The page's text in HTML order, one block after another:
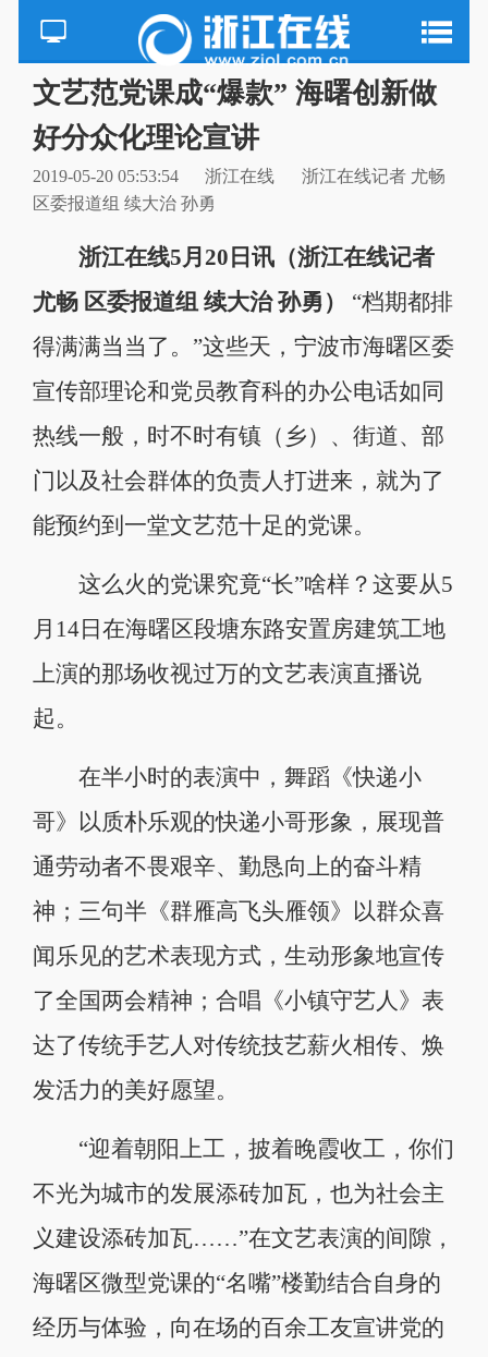
文艺范党课成“爆款” 海曙创新做
好分众化理论宣讲
2019-05-20 05:53:54 浙江在线
浙江在线记者 尤畅
区委报道组 续大治 孙勇
浙江在线5月20日讯（浙江在线记者
尤畅 区委报道组 续大治 孙勇）
“档期都排
得满满当当了。”这些天，宁波市海曙区委
宣传部理论和党员教育科的办公电话如同
热线一般，时不时有镇（乡）、街道、部
门以及社会群体的负责人打进来，就为了
能预约到一堂文艺范十足的党课。
这么火的党课究竟“长”啥样？这要从5
月14日在海曙区段塘东路安置房建筑工地
上演的那场收视过万的文艺表演直播说
起。
在半小时的表演中，舞蹈《快递小
哥》以质朴乐观的快递小哥形象，展现普
通劳动者不畏艰辛、勤恳向上的奋斗精
神；三句半《群雁高飞头雁领》以群众喜
闻乐见的艺术表现方式，生动形象地宣传
了全国两会精神；合唱《小镇守艺人》表
达了传统手艺人对传统技艺薪火相传、焕
发活力的美好愿望。
“迎着朝阳上工，披着晚霞收工，你们
不光为城市的发展添砖加瓦，也为社会主
义建设添砖加瓦……”在文艺表演的间隙，
海曙区微型党课的“名嘴”楼勤结合自身的
经历与体验，向在场的百余工友宣讲党的